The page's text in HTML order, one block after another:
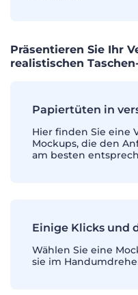
Präsentieren Sie Ihr
realistischen
Papiertüten in
Hier finden Sie eine
Mockups, die den
am besten
Einige Klicks und
Wählen Sie eine
sie im